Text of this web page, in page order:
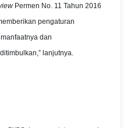
Permen No. 11 Tahun 2016
pengaturan
dan
lanjutnya.